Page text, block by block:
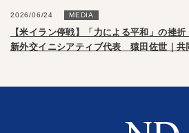
2026/06/24 MEDIA
【米イラン停戦】「力による平和」の
新外交イニシアティブ代表 猿田佐世｜共